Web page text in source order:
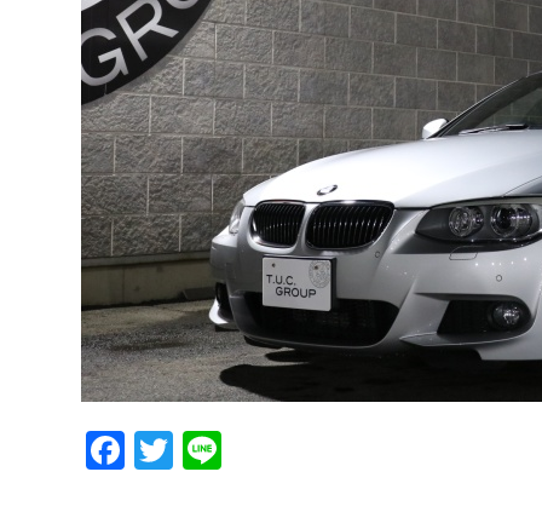
Facebook
Twitter